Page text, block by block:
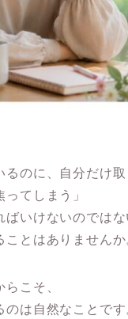
るのに、自分だけ
ってしまう」
ばいけないのではな
とはありませんか
こそ、
は自然なことです